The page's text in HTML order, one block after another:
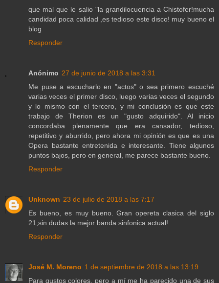
que mal que le salio "la grandilocuencia a Chistofer!mucha
candidad poca calidad ,es tedioso este disco! muy bueno el
blog
Responder
Anónimo 27 de junio de 2018 a las 3:31
Me puse a escucharlo en "actos" o sea primero escuché
varias veces el primer disco, luego varias veces el segundo
y lo mismo con el tercero, y mi conclusión es que este
trabajo de Therion es un "gusto adquirido". Al inicio
concordaba plenamente que era cansador, tedioso,
repetitivo y aburrido, pero ahora mi opinión es que es una
Opera bastante entretenida e interesante. Tiene algunos
puntos bajos, pero en general, me parece bastante bueno.
Responder
Unknown 23 de julio de 2018 a las 7:17
Es bueno, es muy bueno. Gran opereta clasica del siglo
21,sin dudas la mejor banda sinfonica actual!
Responder
José M. Moreno 1 de septiembre de 2018 a las 13:19
Para gustos colores, pero a mí me ha parecido una de sus